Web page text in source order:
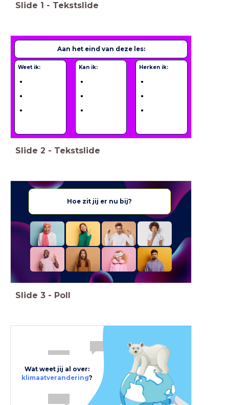
Slide 1 - Tekstslide
Aan het eind van deze les:
Weet ik: Kan ik: Herken ik:
Slide 2 - Tekstslide
Hoe zit jij er nu bij?
Slide 3 - Poll
Wat weet jij al over:
klimaatverandering?